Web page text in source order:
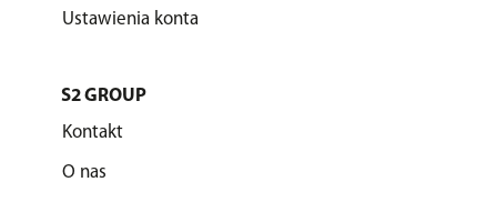
Ustawienia konta
S2 GROUP
Kontakt
O nas